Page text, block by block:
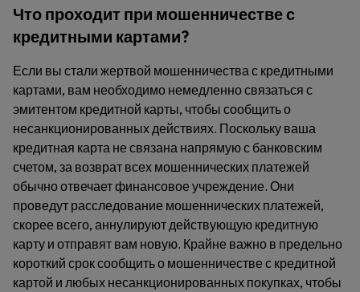
Что проходит при мошенничестве с
кредитными картами?
Если вы стали жертвой мошенничества с кредитными
картами, вам необходимо немедленно связаться с
эмитентом кредитной карты, чтобы сообщить о
несанкционированных действиях. Поскольку ваша
кредитная карта не связана напрямую с банковским
счетом, за возврат всех мошеннических платежей
обычно отвечает финансовое учреждение. Они
проведут расследование мошеннических платежей,
скорее всего, аннулируют действующую кредитную
карту и отправят вам новую. Крайне важно в предельно
короткий срок сообщить о мошенничестве с кредитной
картой и любых несанкционированных покупках, чтобы